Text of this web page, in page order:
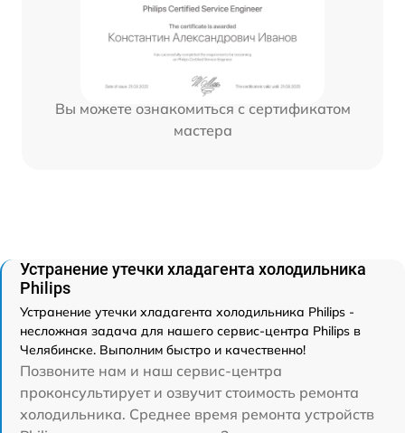
Вы можете ознакомиться с сертификатом
мастера
Устранение утечки хладагента холодильника
Philips
Устранение утечки хладагента холодильника Philips -
несложная задача для нашего сервис-центра Philips в
Челябинске. Выполним быстро и качественно!
Позвоните нам и наш сервис-центра
проконсультирует и озвучит стоимость ремонта
холодильника. Среднее время ремонта устройств